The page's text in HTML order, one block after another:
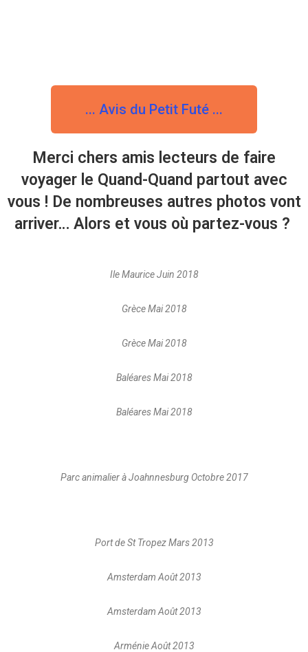
... Avis du Petit Futé ...
Merci chers amis lecteurs de faire
voyager le Quand-Quand partout avec
vous ! De nombreuses autres photos vont
arriver… Alors et vous où partez-vous ?
Ile Maurice Juin 2018
Grèce Mai 2018
Grèce Mai 2018
Baléares Mai 2018
Baléares Mai 2018
Parc animalier à Joahnnesburg Octobre 2017
Port de St Tropez Mars 2013
Amsterdam Août 2013
Amsterdam Août 2013
Arménie Août 2013